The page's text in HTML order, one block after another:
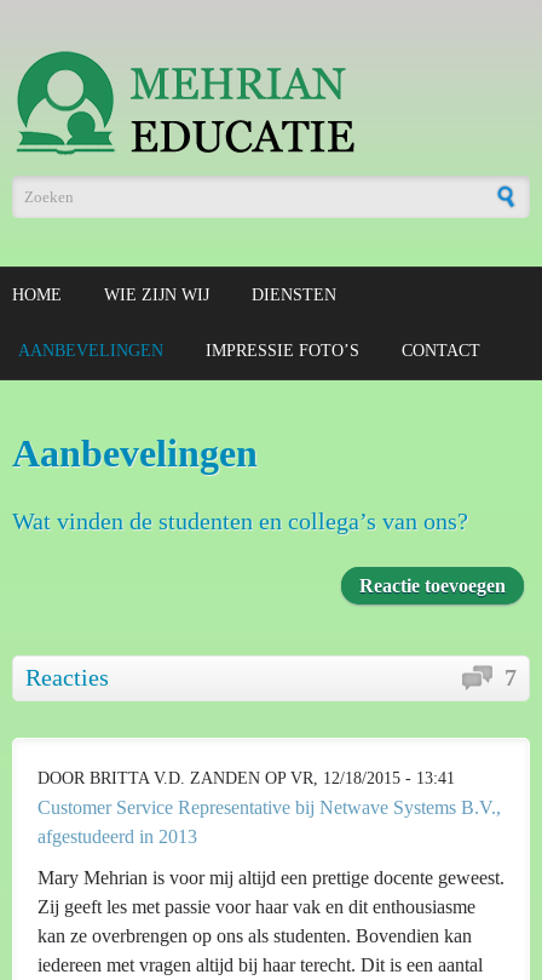
Zoekveld
HOME WIE ZIJN WIJ DIENSTEN
AANBEVELINGEN IMPRESSIE FOTO’S CONTACT
Aanbevelingen
Wat vinden de studenten en collega’s van ons?
Reactie toevoegen
Reacties 7
DOOR BRITTA V.D. ZANDEN OP VR, 12/18/2015 - 13:41
Customer Service Representative bij Netwave Systems B.V.,
afgestudeerd in 2013
Mary Mehrian is voor mij altijd een prettige docente geweest.
Zij geeft les met passie voor haar vak en dit enthousiasme
kan ze overbrengen op ons als studenten. Bovendien kan
iedereen met vragen altijd bij haar terecht. Dit is een aantal